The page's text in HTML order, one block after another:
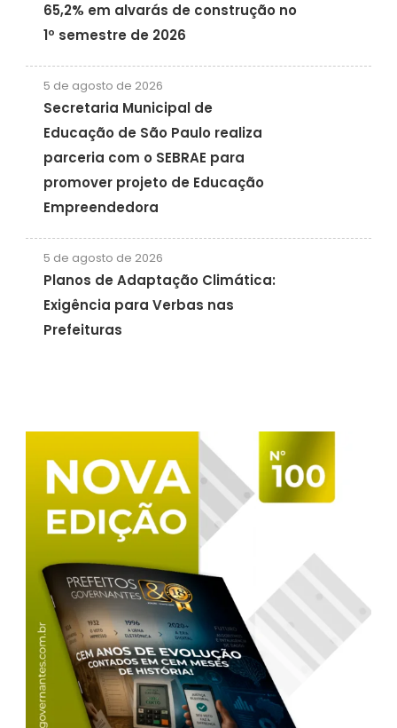
65,2% em alvarás de construção no
1º semestre de 2026
5 de agosto de 2026
Secretaria Municipal de
Educação de São Paulo realiza
parceria com o SEBRAE para
promover projeto de Educação
Empreendedora
5 de agosto de 2026
Planos de Adaptação Climática:
Exigência para Verbas nas
Prefeituras